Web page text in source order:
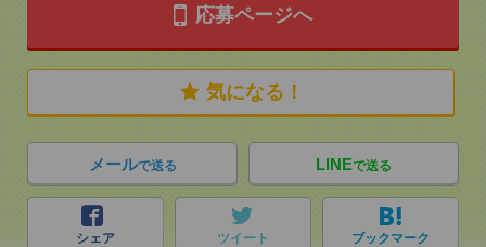
応募ページへ
気になる！
メールで送る LINEで送る
シェア ツイート ブックマーク